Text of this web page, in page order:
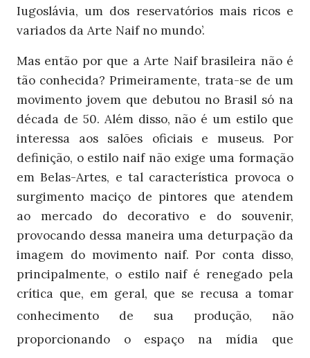
Iugoslávia, um dos reservatórios mais ricos e
variados da Arte Naif no mundo’.
Mas então por que a Arte Naif brasileira não é
tão conhecida? Primeiramente, trata-se de um
movimento jovem que debutou no Brasil só na
década de 50. Além disso, não é um estilo que
interessa aos salões oficiais e museus. Por
definição, o estilo naif não exige uma formação
em Belas-Artes, e tal característica provoca o
surgimento maciço de pintores que atendem
ao mercado do decorativo e do souvenir,
provocando dessa maneira uma deturpação da
imagem do movimento naif. Por conta disso,
principalmente, o estilo naif é renegado pela
crítica que, em geral, que se recusa a tomar
conhecimento de sua produção, não
proporcionando o espaço na mídia que